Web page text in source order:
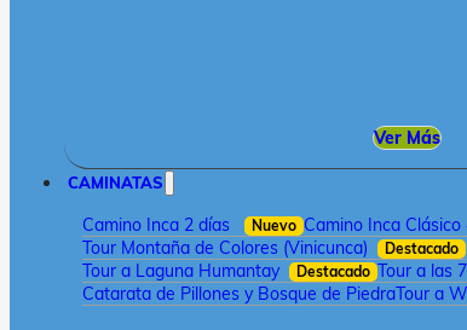
Ver Más
CAMINATAS
Camino Inca 2 días Nuevo Camino Inca Clásico
Tour Montaña de Colores (Vinicunca) Destacado
Tour a Laguna Humantay Destacado Tour a las
Catarata de Pillones y Bosque de PiedraTour a